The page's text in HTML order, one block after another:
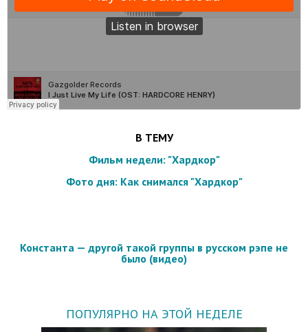
В ТЕМУ
Фильм недели: "Хардкор"
Фото дня: Как снимался "Хардкор"
Константа — другой такой группы в русском рэпе не
было (видео)
ПОПУЛЯРНО НА ЭТОЙ НЕДЕЛЕ